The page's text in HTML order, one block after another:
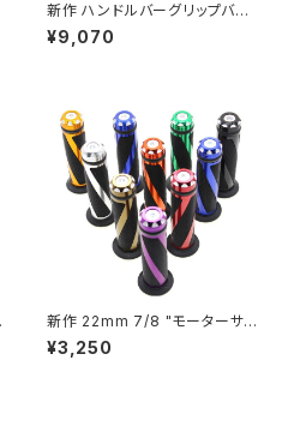
新作 ハンドルバーグリップバー
エンドキャップYAMAHAHOND
A PCX 160150 FORZA モータ
¥9,070
新作 22mm 7/8 "モーターサイ
クルダートバイクラバーハンドル
グリップベスパKYMCODerbi
¥3,250